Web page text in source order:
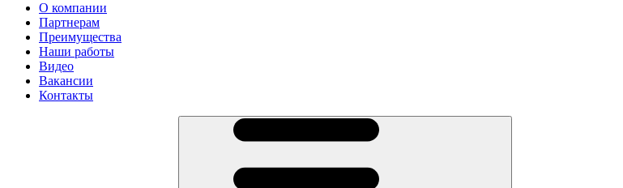
О компании
Партнерам
Преимущества
Наши работы
Видео
Вакансии
Контакты